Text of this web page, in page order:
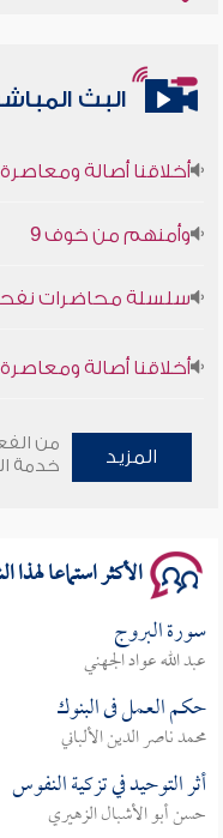
البث
سلسلة محاضرات نفحات
المزيد
من
خدمة
الأكثر استماعا لهذا
سورة البروج
عبد الله عواد الجهني
حكم العمل فى البنوك
محمد ناصر الدين الألباني
أثر التوحيد في تزكية النفوس
حسن أبو الأشبال الزهيري